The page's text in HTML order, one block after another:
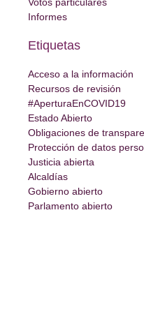
Informes
Etiquetas
Acceso a la información
Recursos de revisión
#AperturaEnCOVID19
Estado Abierto
Obligaciones de
Protección de datos
Justicia abierta
Alcaldías
Gobierno abierto
Parlamento abierto